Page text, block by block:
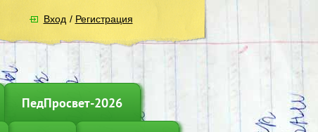
Вход / Регистрация
ПедПросвет-2026